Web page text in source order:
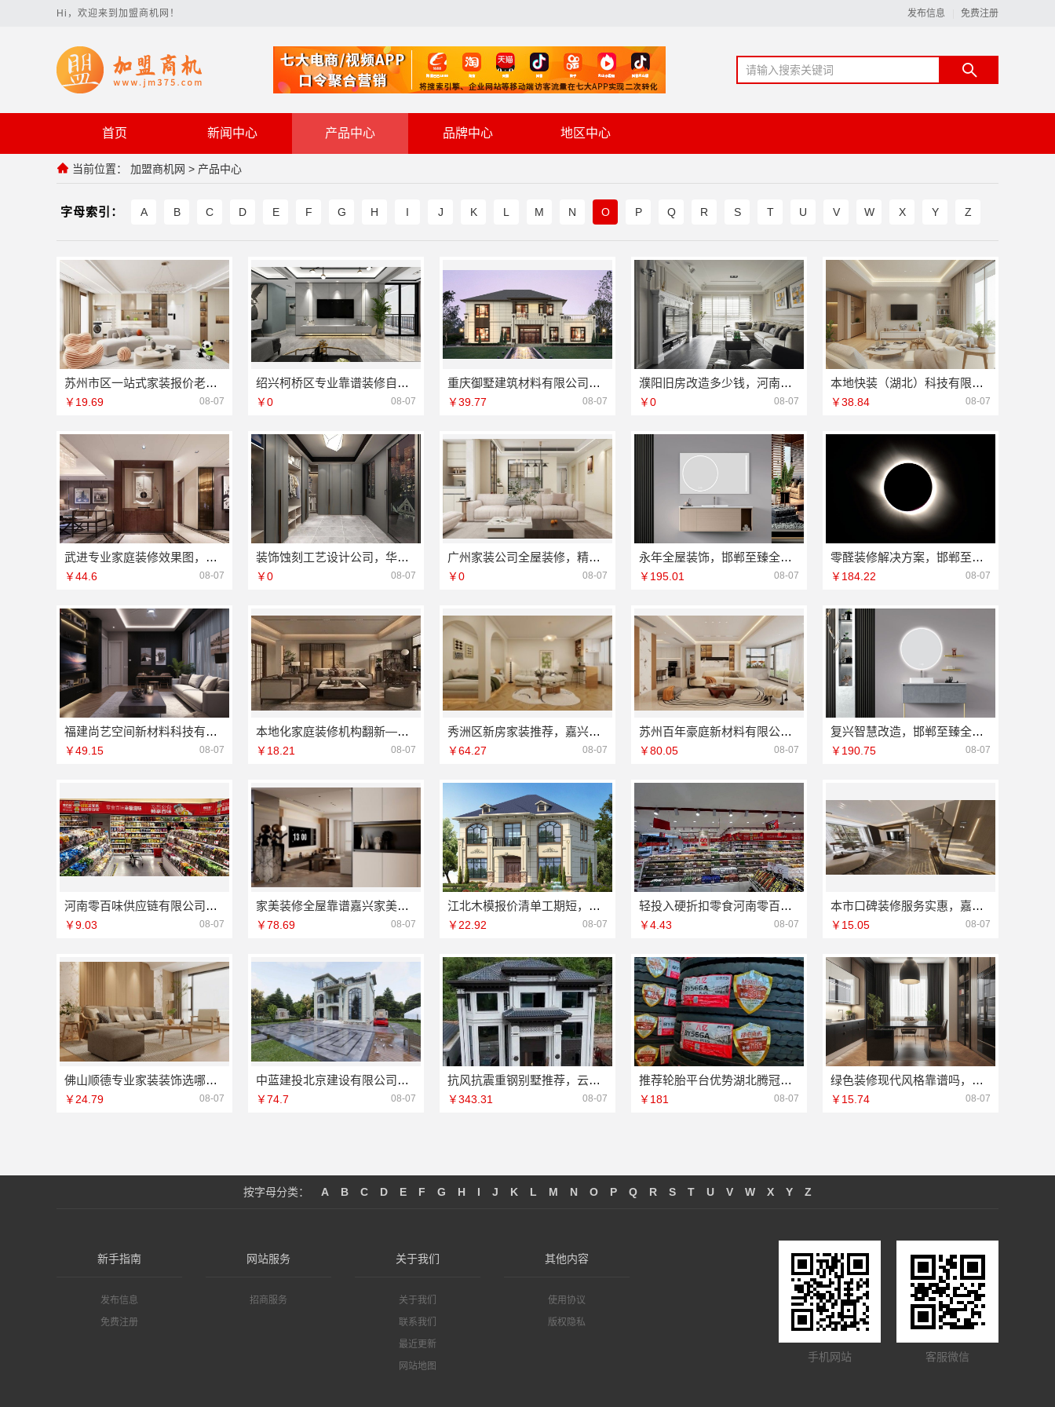
Hi，欢迎来到加盟商机网！ 发布信息 免费注册
首页 新闻中心 产品中心 品牌中心 地区中心
当前位置： 加盟商机网 > 产品中心
字母索引： A B C D E F G H I J K L M N O P Q R S T U V W X Y Z
苏州市区一站式家装报价老房翻新苏州百年豪庭新材料有限公司
￥19.69 08-07
绍兴柯桥区专业靠谱装修自有专业施工队-绍兴卓鑫装饰材料有限公司
￥0 08-07
重庆御墅建筑材料有限公司本地装配式别墅零增项建造
￥39.77 08-07
濮阳旧房改造多少钱，河南璟臻环保建材有限公司免费报价
￥0 08-07
本地快装（湖北）科技有限公司武汉周边一楼带院闪电施工
￥38.84 08-07
武进专业家庭装修效果图，常州宜居佳装饰工程有限公司为您设计
￥44.6 08-07
装饰蚀刻工艺设计公司，华居不锈钢彰显品质
￥0 08-07
广州家装公司全屋装修，精匠饰家（广州）家居建材有限公司一站式服务
￥0 08-07
永年全屋装饰，邯郸至臻全宅新材料有限公司一站式服务省心省力
￥195.01 08-07
零醛装修解决方案，邯郸至臻全宅新材料有限公司匠心打造
￥184.22 08-07
福建尚艺空间新材料科技有限公司泉州家装价格
￥49.15 08-07
本地化家庭装修机构翻新——嘉兴绿色之家建材科技有限公司
￥18.21 08-07
秀洲区新房家装推荐，嘉兴锦居装饰材料有限公司一站式服务
￥64.27 08-07
苏州百年豪庭新材料有限公司靠谱拎包入住服务
￥80.05 08-07
复兴智慧改造，邯郸至臻全宅新材料有限公司数字化设计
￥190.75 08-07
河南零百味供应链有限公司整店输出量贩零食适配全场景
￥9.03 08-07
家美装修全屋靠谱嘉兴家美建材科技有限公司专业放心
￥78.69 08-07
江北木模报价清单工期短，重庆御墅建筑材料有限公司
￥22.92 08-07
轻投入硬折扣零食河南零百味供应链有限公司长久经营
￥4.43 08-07
本市口碑装修服务实惠，嘉兴绿色之家建材科技有限公司
￥15.05 08-07
佛山顺德专业家装装饰选哪家？佛山市雅居美家装饰一站式服务
￥24.79 08-07
中蓝建投北京建设有限公司四川：全包重钢别墅婚房布置
￥74.7 08-07
抗风抗震重钢别墅推荐，云南晟构建筑建材有限公司专业守护
￥343.31 08-07
推荐轮胎平台优势湖北腾冠畅实力解析
￥181 08-07
绿色装修现代风格靠谱吗，江西尚宅尚品新型环保材料有限公司
￥15.74 08-07
按字母分类： A B C D E F G H I J K L M N O P Q R S T U V W X Y Z
新手指南
发布信息
免费注册
网站服务
招商服务
关于我们
关于我们
联系我们
最近更新
网站地图
其他内容
使用协议
版权隐私
手机网站 客服微信